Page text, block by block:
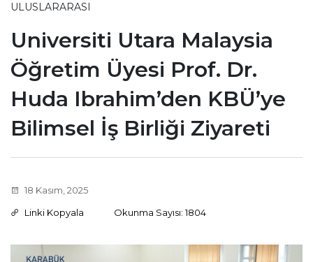
ULUSLARARASI
Universiti Utara Malaysia
Öğretim Üyesi Prof. Dr.
Huda Ibrahim’den KBÜ’ye
Bilimsel İş Birliği Ziyareti
18 Kasım, 2025
Linki Kopyala
Okunma Sayısı: 1804